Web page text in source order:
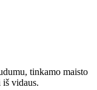
tinkamo maisto
vidaus.